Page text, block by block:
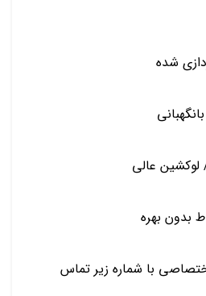
شده
با شماره زیر تماس